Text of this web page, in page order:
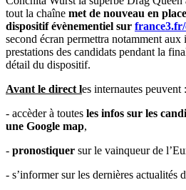
tout la chaîne met de nouveau en
dispositif évènementiel sur
second écran permettra notamment aux
prestations des candidats pendant la
détail du dispositif.
Avant le direct les internautes peuvent :
- accèder à toutes les infos sur les
une Google map,
- pronostiquer sur le vainqueur de
- s’informer sur les dernières actualités